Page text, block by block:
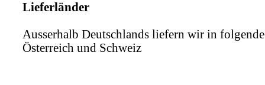
Lieferländer
Ausserhalb Deutschlands liefern wir in
Österreich und Schweiz